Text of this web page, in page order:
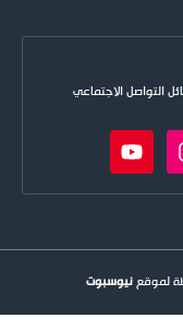
التواصل الاجتماعي
نيوسبوت